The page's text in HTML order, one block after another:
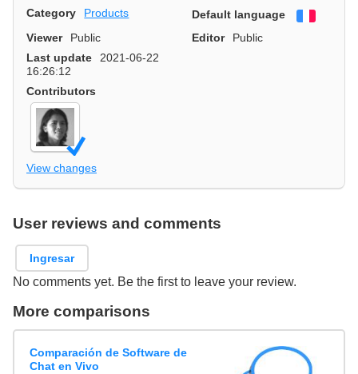
Category Products Default language
Viewer
Public Editor
Public
Last update
2021-06-22
16:26:12
Contributors
View changes
User reviews and comments
Ingresar
No comments yet. Be the first to leave your review.
More comparisons
Comparación de Software de
Chat en Vivo